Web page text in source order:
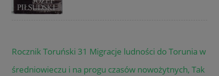
Rocznik Toruński 31 Migracje ludności do Torunia w
średniowieczu i na progu czasów nowożytnych, Tak